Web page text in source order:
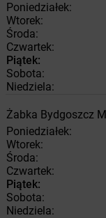
Poniedziałek:
Wtorek:
Środa:
Czwartek:
Piątek:
Sobota:
Niedziela:
Żabka Bydgoszcz
Poniedziałek:
Wtorek:
Środa:
Czwartek:
Piątek:
Sobota:
Niedziela: